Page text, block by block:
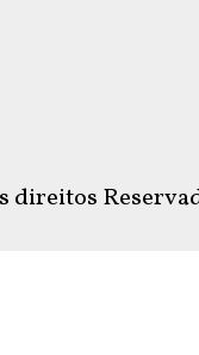
direitos